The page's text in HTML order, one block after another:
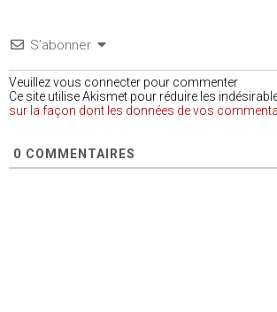
S’abonner
Veuillez vous connecter pour commenter
Ce site utilise Akismet pour réduire les
sur la façon dont les données de vos
0 COMMENTAIRES